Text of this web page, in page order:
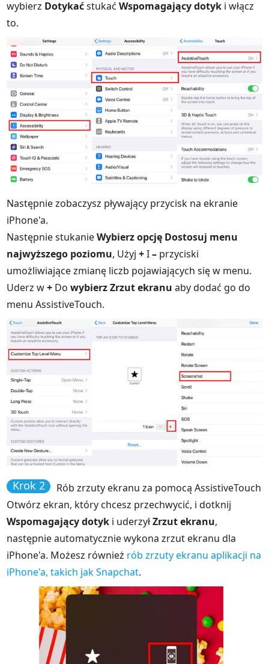
wybierz DotykaćstukaćWspomagający dotyk i włącz
to.
Następnie zobaczysz pływający przycisk na ekranie
iPhone'a.
Następnie stukanieWybierz opcję Dostosuj menu
najwyższego poziomu, Użyj+I– przyciski
umożliwiające zmianę liczb pojawiających się w menu.
Uderz w+ Dowybierz Zrzut ekranu aby dodać go do
menu AssistiveTouch.
Krok 2
Rób zrzuty ekranu za pomocą AssistiveTouch
Otwórz ekran, który chcesz przechwycić, i dotknij
Wspomagający dotyk i uderzyłZrzut ekranu,
następnie automatycznie wykona zrzut ekranu dla
iPhone'a. Możesz również rób zrzuty ekranu aplikacji na
iPhone'a, takich jak Snapchat.